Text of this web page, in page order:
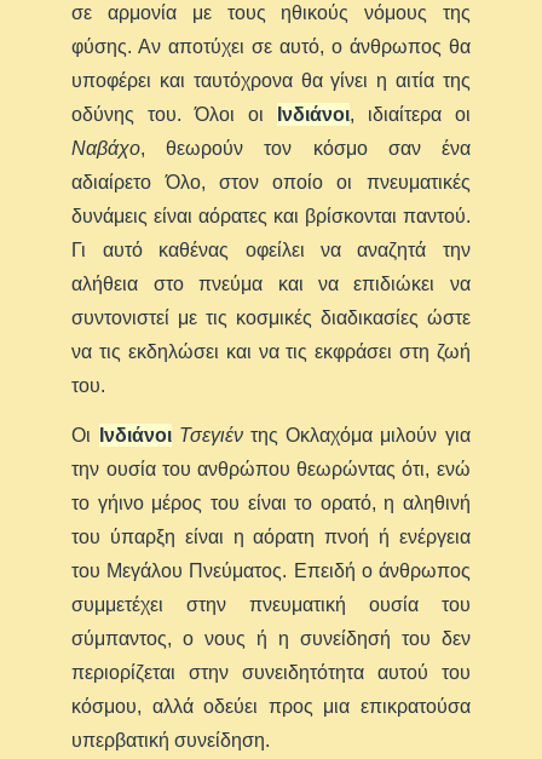
σε αρμονία με τους ηθικούς νόμους της
φύσης. Αν αποτύχει σε αυτό, ο άνθρωπος θα
υποφέρει και ταυτόχρονα θα γίνει η αιτία της
οδύνης του. Όλοι οι
Ινδιάνοι, ιδιαίτερα οι
Ναβάχο, θεωρούν τον κόσμο σαν ένα
αδιαίρετο Όλο, στον οποίο οι πνευματικές
δυνάμεις είναι αόρατες και βρίσκονται παντού.
Γι αυτό καθένας οφείλει να αναζητά την
αλήθεια στο πνεύμα και να επιδιώκει να
συντονιστεί με τις κοσμικές διαδικασίες ώστε
να τις εκδηλώσει και να τις εκφράσει στη ζωή
του.
Οι Ινδιάνοι Τσεγιέντης Οκλαχόμα μιλούν για
την ουσία του ανθρώπου θεωρώντας ότι, ενώ
το γήινο μέρος του είναι το ορατό, η αληθινή
του ύπαρξη είναι η αόρατη πνοή ή ενέργεια
του Μεγάλου Πνεύματος. Επειδή ο άνθρωπος
συμμετέχει στην πνευματική ουσία του
σύμπαντος, ο νους ή η συνείδησή του δεν
περιορίζεται στην συνειδητότητα αυτού του
κόσμου, αλλά οδεύει προς μια επικρατούσα
υπερβατική συνείδηση.